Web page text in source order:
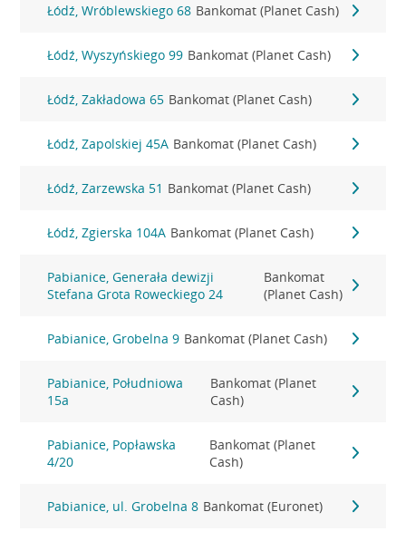
Łódź, Wróblewskiego 68 Bankomat (Planet Cash)
Łódź, Wyszyńskiego 99 Bankomat (Planet Cash)
Łódź, Zakładowa 65 Bankomat (Planet Cash)
Łódź, Zapolskiej 45A Bankomat (Planet Cash)
Łódź, Zarzewska 51 Bankomat (Planet Cash)
Łódź, Zgierska 104A Bankomat (Planet Cash)
Pabianice, Generała dewizji
Stefana Grota Roweckiego 24
Bankomat
(Planet Cash)
Pabianice, Grobelna 9 Bankomat (Planet Cash)
Pabianice, Południowa
15a
Bankomat (Planet
Cash)
Pabianice, Popławska
4/20
Bankomat (Planet
Cash)
Pabianice, ul. Grobelna 8 Bankomat (Euronet)